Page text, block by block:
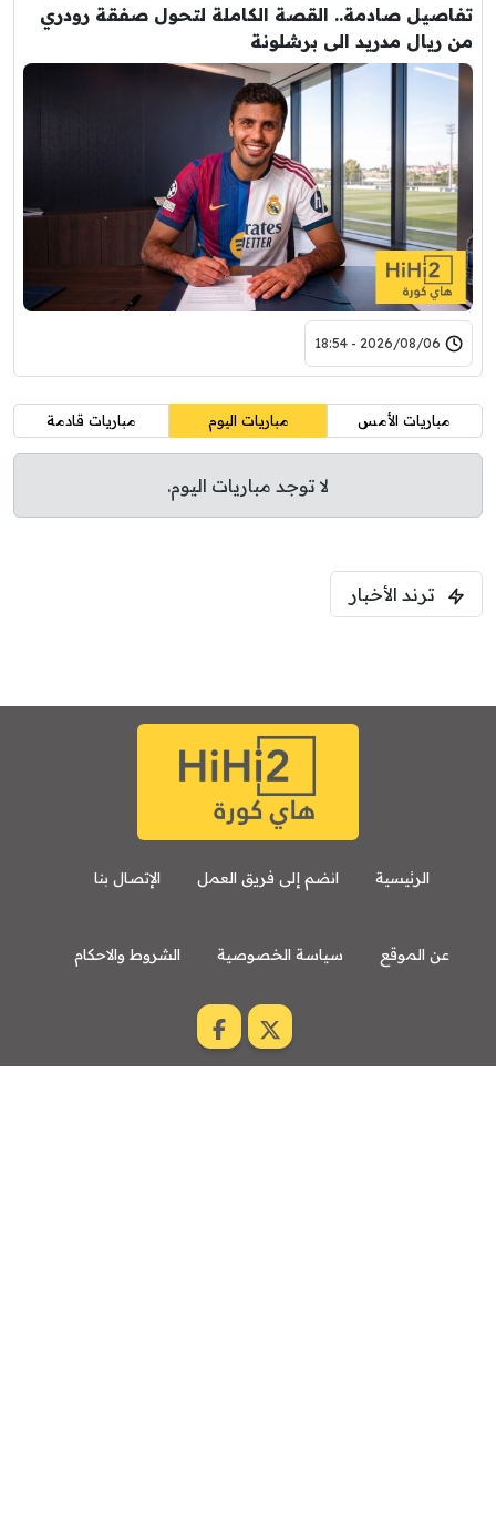
تفاصيل صادمة.. القصة الكاملة لتحول صفقة رودري
من ريال مدريد الى برشلونة
2026/08/06 - 18:54
مباريات الأمس مباريات اليوم مباريات قادمة
لا توجد مباريات اليوم.
ترند الأخبار
الرئيسية انضم إلى فريق العمل الإتصال بنا
عن الموقع سياسة الخصوصية الشروط والاحكام